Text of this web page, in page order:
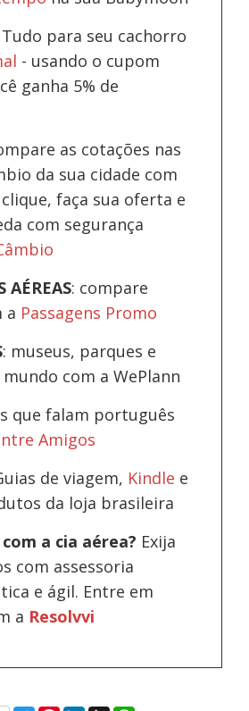
Tudo para seu cachorro
- usando o cupom
ganha 5% de
as cotações nas
da sua cidade com
faça sua oferta e
com segurança
AÉREAS: compare
a Passagens Promo
: museus, parques e
com a WePlann
que falam português
Amigos
de viagem, Kindle e
da loja brasileira
a cia aérea? Exija
com assessoria
e ágil. Entre em
a Resolvvi